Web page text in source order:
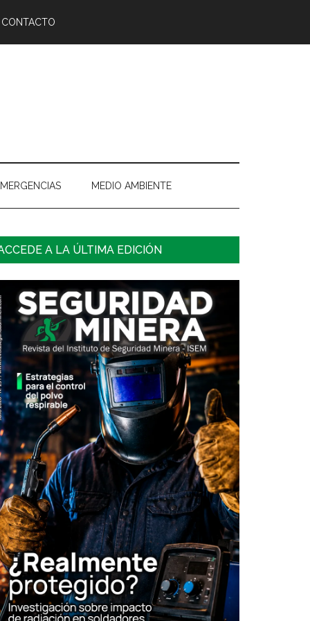
CONTACTO
MEDIO AMBIENTE
A LA ÚLTIMA EDICIÓN